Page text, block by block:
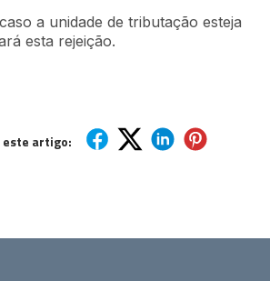
a unidade de tributação esteja
esta rejeição.
artigo: